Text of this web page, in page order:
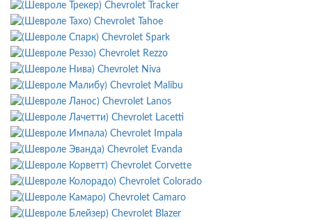
Chevrolet Tracker
Chevrolet Tahoe
Chevrolet Spark
Chevrolet Rezzo
Chevrolet Niva
Chevrolet Malibu
Chevrolet Lanos
Chevrolet Lacetti
Chevrolet Impala
Chevrolet Evanda
Chevrolet Corvette
Chevrolet Colorado
Chevrolet Camaro
Chevrolet Blazer